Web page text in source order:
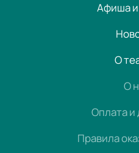
Афиша
О
О
Оплата и
Правила